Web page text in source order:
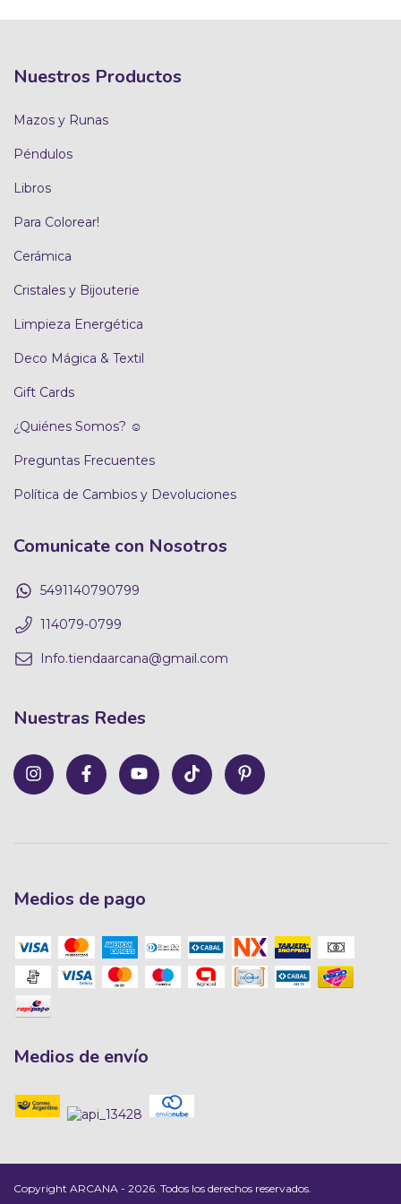
Nuestros Productos
Mazos y Runas
Péndulos
Libros
Para Colorear!
Cerámica
Cristales y Bijouterie
Limpieza Energética
Deco Mágica & Textil
Gift Cards
¿Quiénes Somos? ☺
Preguntas Frecuentes
Política de Cambios y Devoluciones
Comunicate con Nosotros
5491140790799
114079-0799
Info.tiendaarcana@gmail.com
Nuestras Redes
Medios de pago
Medios de envío
Copyright ARCANA - 2026. Todos los derechos reservados.